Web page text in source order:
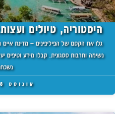
היסטוריה, טיולים
גלו את הקסם של הפיליפינים – מדינת
נשימה ותרבות ססגונית. קבלו מידע וטיפים
אוגוסט 8, 2024